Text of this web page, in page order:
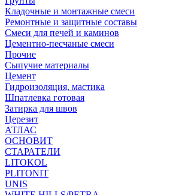
Кладочные и монтажные смеси
Ремонтные и защитные составы
Смеси для печей и каминов
Цементно-песчаные смеси
Прочие
Сыпучие материалы
Цемент
Гидроизоляция, мастика
Шпатлевка готовая
Затирка для швов
Церезит
АТЛАС
ОСНОВИТ
СТАРАТЕЛИ
LITOKOL
PLITONIT
UNIS